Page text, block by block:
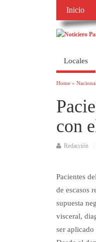
Inicio
Locales
Home »
con
Redacción
Pacientes
de escasos
supuesta
visceral,
ser